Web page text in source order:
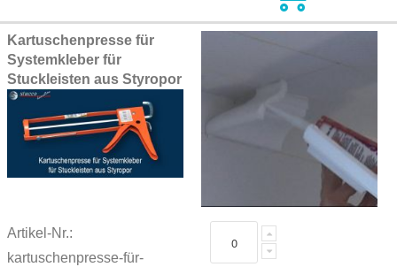
Kartuschenpresse für
Systemkleber für
Stuckleisten aus Styropor
Artikel-Nr.:
kartuschenpresse-für-